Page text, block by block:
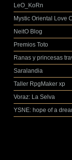
LeO_KoRn
Mystic Oriental Love
NeitO Blog
Premios Toto
Ranas y princesas
Saralandia
Taller RpgMaker xp
Voraz: La Selva
YSNE: hope of a